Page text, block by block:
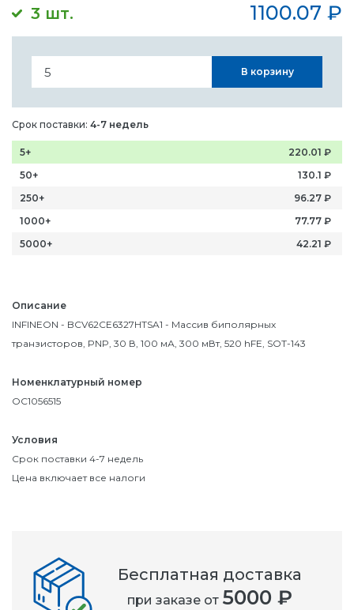
3 шт. 1100.07 ₽
Описание
INFINEON - BCV62CE6327HTSA1 - Массив биполярных
транзисторов, PNP, 30 В, 100 мА, 300 мВт, 520 hFE, SOT-143
Номенклатурный номер
OC1056515
Условия
Срок поставки 4-7 недель
Цена включает все налоги
В корзину
Срок поставки: 4-7 недель
5+ 220.01 ₽
50+
130.1 ₽
250+
96.27 ₽
1000+
77.77 ₽
5000+
42.21 ₽
Бесплатная доставка
при заказе от 5000 ₽